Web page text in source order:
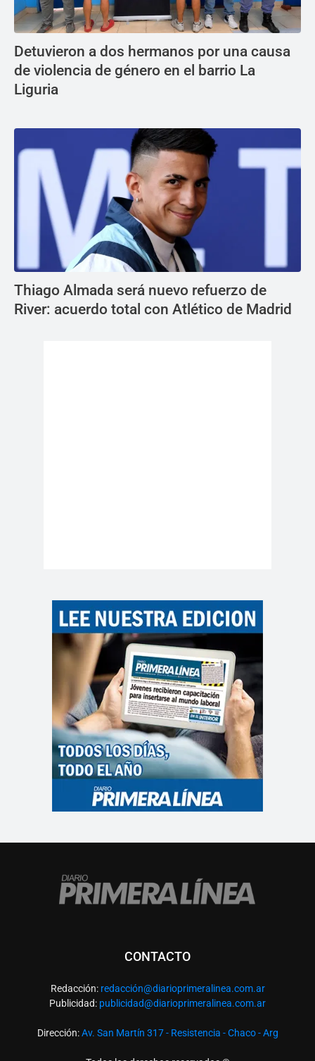
Detuvieron a dos hermanos por una causa
de violencia de género en el barrio La
Liguria
Thiago Almada será nuevo refuerzo de
River: acuerdo total con Atlético de Madrid
CONTACTO
Redacción: redacción@diarioprimeralinea.com.ar
Publicidad: publicidad@diarioprimeralinea.com.ar
Dirección:Av. San Martín 317 - Resistencia - Chaco - Arg